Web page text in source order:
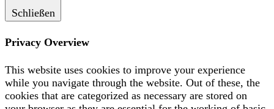
Schließen
Privacy Overview
This website uses cookies to improve your experience
while you navigate through the website. Out of these, the
cookies that are categorized as necessary are stored on